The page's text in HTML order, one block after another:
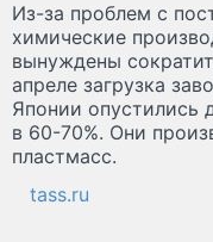
Из-за проблем с
химические
вынуждены
апреле загрузка
Японии опустились
в 60-70%. Они
пластмасс.
tass.ru